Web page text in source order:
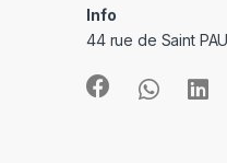
Info
44 rue de Saint